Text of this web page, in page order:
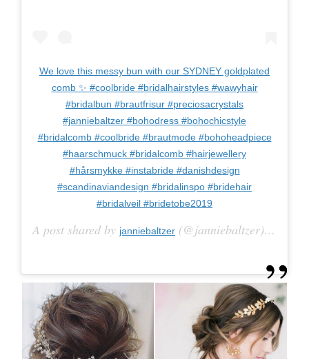
We love this messy bun with our SYDNEY goldplated
comb ✨ #coolbride #bridalhairstyles #wawyhair
#bridalbun #brautfrisur #preciosacrystals
#janniebaltzer #bohodress #bohochicstyle
#bridalcomb #coolbride #brautmode #bohoheadpiece
#haarschmuck #bridalcomb #hairjewellery
#hårsmykke #instabride #danishdesign
#scandinaviandesign #bridalinspo #bridehair
#bridalveil #bridetobe2019
A post shared by janniebaltzer (@janniebaltzer) on